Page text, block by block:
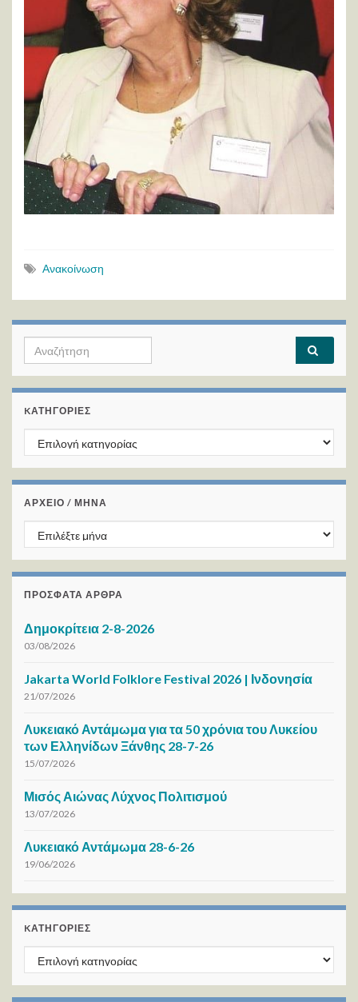
Ανακοίνωση
Search for:
KΑΤΗΓΟΡΊΕΣ
Kατηγορίες
ΑΡΧΕΙΟ / ΜΗΝΑ
ΑΡΧΕΙΟ / ΜΗΝΑ
ΠΡΌΣΦΑΤΑ ΆΡΘΡΑ
Δημοκρίτεια 2-8-2026
03/08/2026
Jakarta World Folklore Festival 2026 | Ινδονησία
21/07/2026
Λυκειακό Αντάμωμα για τα 50 χρόνια του Λυκείου
των Ελληνίδων Ξάνθης 28-7-26
15/07/2026
Μισός Αιώνας Λύχνος Πολιτισμού
13/07/2026
Λυκειακό Αντάμωμα 28-6-26
19/06/2026
KΑΤΗΓΟΡΊΕΣ
Kατηγορίες